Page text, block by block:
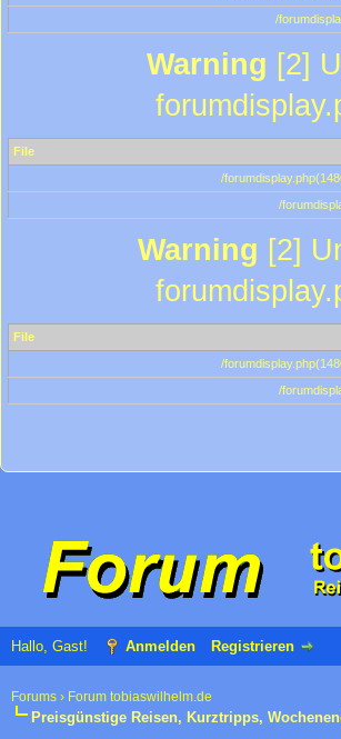
/
Warning [2]
File
/
/
Warning [2]
File
/
/
Hallo, Gast! Anmelden Registrieren
Forums › Forum tobiaswilhelm.de
Preisgünstige Reisen, Kurztripps,